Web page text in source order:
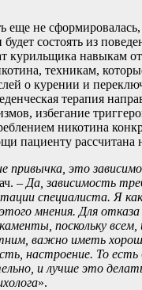
еще не
состоять из
курильщика навыкам
техникам,
о курении и
терапия
избегание
никотина
пациенту рассчитана
привычка, это
– Да, зависимость
специалиста. Я
мнения. Для
поскольку всем,
важно иметь
настроение. То есть
и лучше это
».